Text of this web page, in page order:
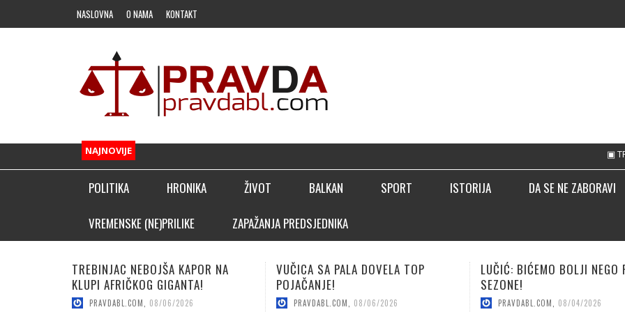
NASLOVNA O NAMA KONTAKT
NAJNOVIJE ▣ TREBINJAC
POLITIKA HRONIKA ŽIVOT BALKAN SPORT
FUDBAL
KLADIONIČARSKI KUTAK
ISTORIJA DA SE NE ZABORAVI
VREMENSKE (NE)PRILIKE ZAPAŽANJA PREDSJEDNIKA
VUČICA SA PALA DOVELA TOP
POJAČANJE!
PRAVDABL.COM 08/06/2026
LUČIĆ: BIĆEMO BOLJI NEGO PROŠLE
SEZONE!
PRAVDABL.COM 08/04/2026
KUNIĆ ZA JAČI NAPAD
PRAVDABL.COM